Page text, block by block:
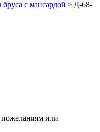
бруса с мансардой > Д-68-
пожеланиям или